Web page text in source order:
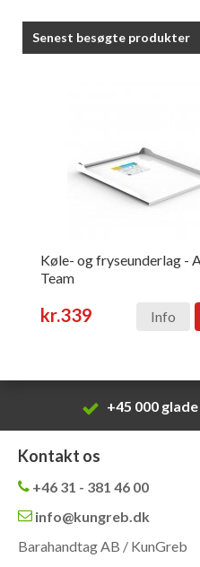
Senest besøgte produkter
Køle- og fryseunderlag -
Team
kr.339 Info
+45 000
Kontakt os
+46 31 - 381 46 00
info@kungreb.dk
Barahandtag AB / KunGreb